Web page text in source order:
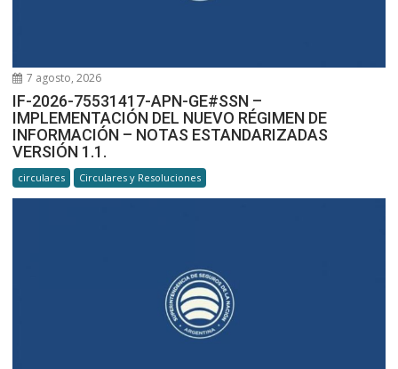
7 agosto, 2026
IF-2026-75531417-APN-GE#SSN –
IMPLEMENTACIÓN DEL NUEVO RÉGIMEN DE
INFORMACIÓN – NOTAS ESTANDARIZADAS
VERSIÓN 1.1.
circulares Circulares y Resoluciones